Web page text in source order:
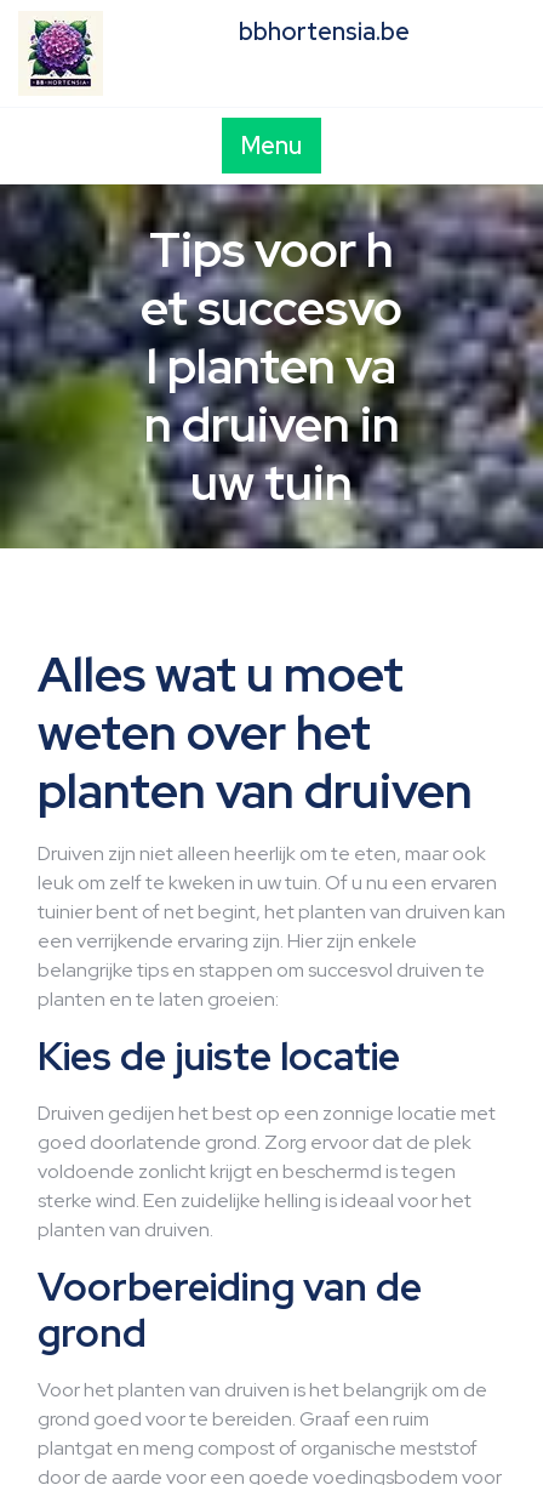
content
bbhortensia.be
Menu
Tips voor h
et succesvo
l planten va
n druiven in
uw tuin
Alles wat u moet
weten over het
planten van druiven
Druiven zijn niet alleen heerlijk om te eten, maar ook
leuk om zelf te kweken in uw tuin. Of u nu een ervaren
tuinier bent of net begint, het planten van druiven kan
een verrijkende ervaring zijn. Hier zijn enkele
belangrijke tips en stappen om succesvol druiven te
planten en te laten groeien:
Kies de juiste locatie
Druiven gedijen het best op een zonnige locatie met
goed doorlatende grond. Zorg ervoor dat de plek
voldoende zonlicht krijgt en beschermd is tegen
sterke wind. Een zuidelijke helling is ideaal voor het
planten van druiven.
Voorbereiding van de
grond
Voor het planten van druiven is het belangrijk om de
grond goed voor te bereiden. Graaf een ruim
plantgat en meng compost of organische meststof
door de aarde voor een goede voedingsbodem voor